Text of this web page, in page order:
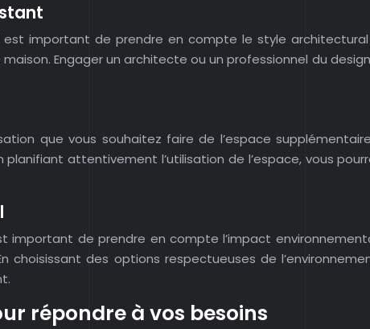
important de prendre en compte le style architectural
Engager un architecte ou un professionnel du
que vous souhaitez faire de l’espace
attentivement l’utilisation de l’espace, vous
important de prendre en compte l’impact
choisissant des options respectueuses de
répondre à vos besoins